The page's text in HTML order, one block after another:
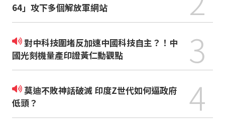
64」攻下多個解放軍網站
對中科技圍堵反加速中國科技自主？！中
國光刻機量產印證黃仁勳觀點
3
莫迪不敗神話破滅 印度Z世代如何逼政府
低頭？
4